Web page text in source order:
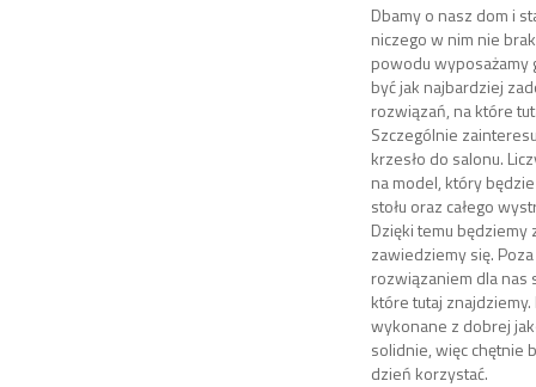
Dbamy o nasz dom i
niczego w nim nie
powodu wyposażamy
być jak najbardziej
rozwiązań, na które
Szczególnie
krzesło do salonu.
na model, który
stołu oraz całego
Dzięki temu
zawiedziemy się.
rozwiązaniem dla nas
które tutaj znajdziemy.
wykonane z dobrej
solidnie, więc chętnie
dzień korzystać.